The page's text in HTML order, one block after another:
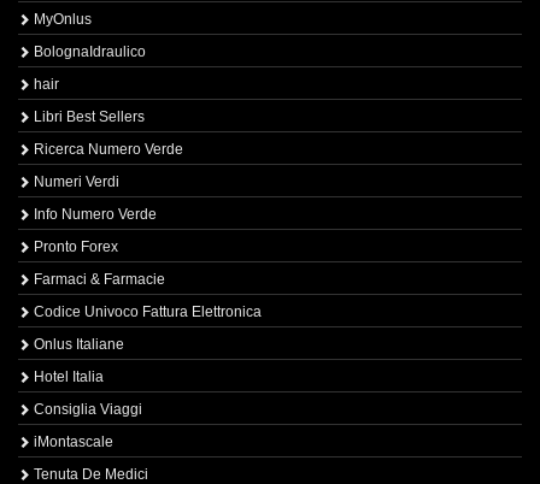
MyOnlus
BolognaIdraulico
hair
Libri Best Sellers
Ricerca Numero Verde
Numeri Verdi
Info Numero Verde
Pronto Forex
Farmaci & Farmacie
Codice Univoco Fattura Elettronica
Onlus Italiane
Hotel Italia
Consiglia Viaggi
iMontascale
Tenuta De Medici